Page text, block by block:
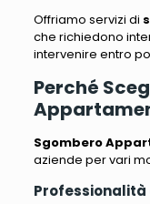
Offriamo servizi di
che richiedono
intervenire entro
Perché
Sgombero
aziende per vari
Professionalità